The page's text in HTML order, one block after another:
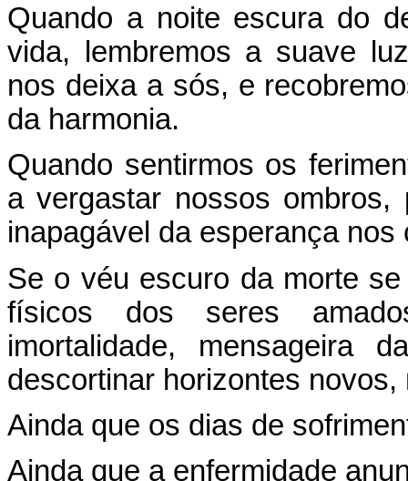
Quando a noite escura do
vida, lembremos a suave
nos deixa a sós, e
da harmonia.
Quando sentirmos os
a vergastar nossos ombros,
inapagável da esperança nos
Se o véu escuro da morte
físicos dos seres
imortalidade, mensageira
descortinar horizontes novos,
Ainda que os dias de
Ainda que a enfermidade